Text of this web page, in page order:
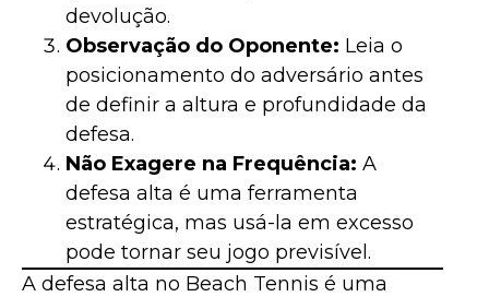
devolução.
Observação do Oponente: Leia o
posicionamento do adversário antes
de definir a altura e profundidade da
defesa.
Não Exagere na Frequência: A
defesa alta é uma ferramenta
estratégica, mas usá-la em excesso
pode tornar seu jogo previsível.
A defesa alta no Beach Tennis é uma